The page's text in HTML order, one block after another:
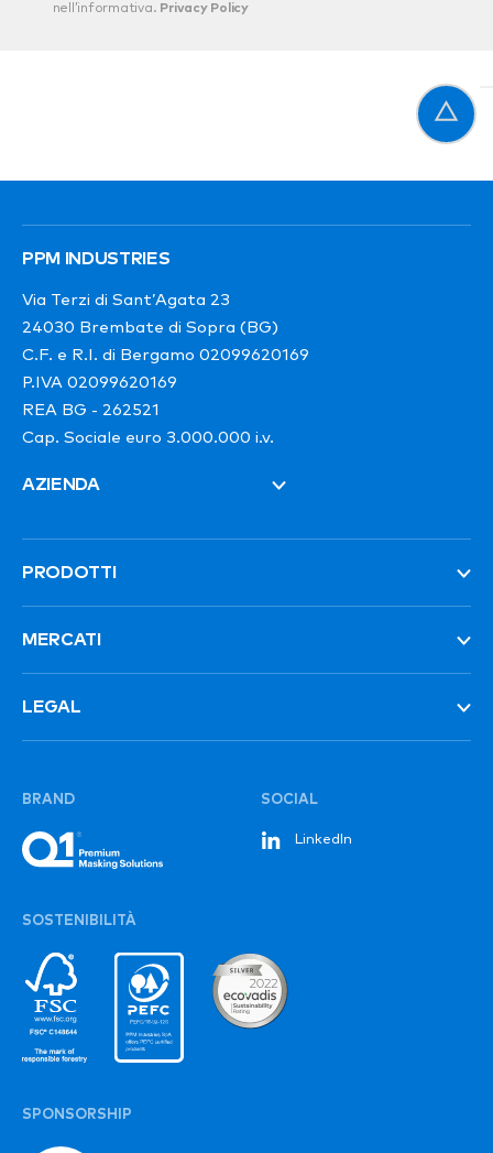
nell’informativa. Privacy Policy
PPM INDUSTRIES
Via Terzi di Sant’Agata 23
24030 Brembate di Sopra (BG)
C.F. e R.I. di Bergamo 02099620169
P.IVA 02099620169
REA BG - 262521
Cap. Sociale euro 3.000.000 i.v.
AZIENDA
PRODOTTI
MERCATI
LEGAL
BRAND
SOSTENIBILITÀ
SPONSORSHIP
SOCIAL
LinkedIn